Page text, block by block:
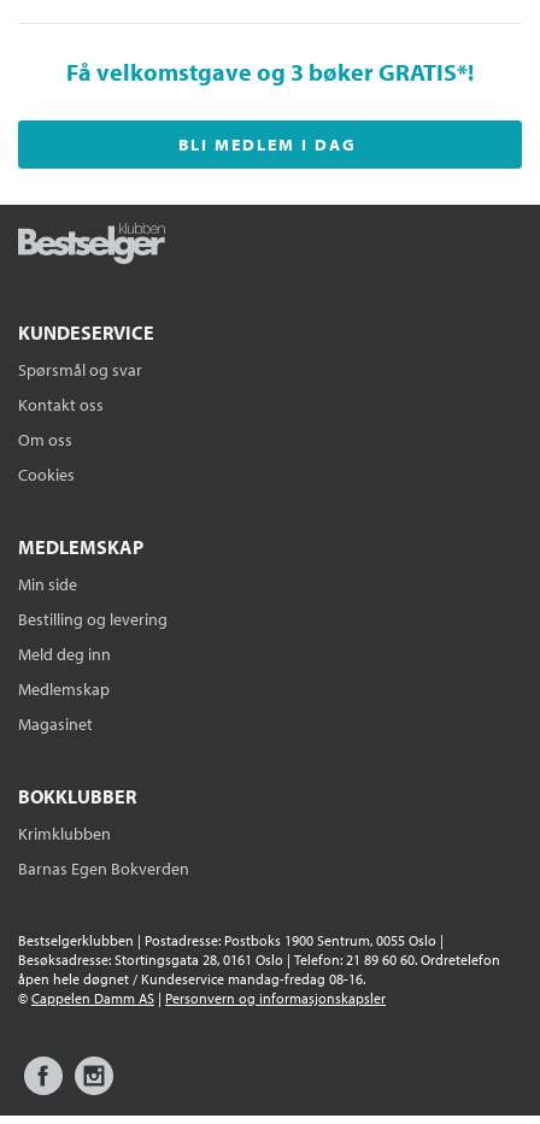
Få velkomstgave og 3 bøker GRATIS*!
BLI MEDLEM I DAG
KUNDESERVICE
Spørsmål og svar
Kontakt oss
Om oss
Cookies
MEDLEMSKAP
Min side
Bestilling og levering
Meld deg inn
Medlemskap
Magasinet
BOKKLUBBER
Krimklubben
Barnas Egen Bokverden
Bestselgerklubben | Postadresse: Postboks 1900 Sentrum, 0055 Oslo |
Besøksadresse: Stortingsgata 28, 0161 Oslo | Telefon: 21 89 60 60. Ordretelefon
åpen hele døgnet / Kundeservice mandag-fredag 08-16.
© Cappelen Damm AS | Personvern og informasjonskapsler
Facebook